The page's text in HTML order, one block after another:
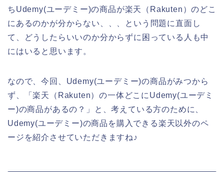
ちUdemy(ユーデミー)の商品が楽天（Rakuten）のどこ
にあるのかが分からない、、、という問題に直面し
て、どうしたらいいのか分からずに困っている人も中
にはいると思います。
なので、今回、Udemy(ユーデミー)の商品がみつから
ず、「楽天（Rakuten）の一体どこにUdemy(ユーデミ
ー)の商品があるの？」と、考えている方のために、
Udemy(ユーデミー)の商品を購入できる楽天以外のペ
ージを紹介させていただきますね♪